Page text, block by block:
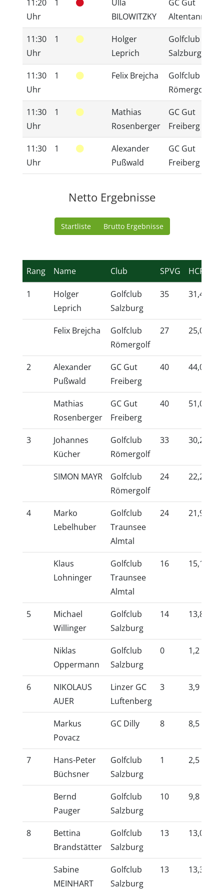
11:20
Uhr
1
Ulla
BILOWITZKY
GC Gut
Altentann
11:30
Uhr
1
Holger
Leprich
Golfclub
Salzburg
11:30
Uhr
1 Felix Brejcha
Golfclub
Römergolf
11:30
Uhr
1
Mathias
Rosenberger
GC Gut
Freiberg
11:30
Uhr
1
Alexander
Pußwald
GC Gut
Freiberg
Netto Ergebnisse
Startliste Brutto Ergebnisse
Rang Name Club SPVG HCP
1
Holger
Leprich
Golfclub
Salzburg
35 31,4
Felix Brejcha
Golfclub
Römergolf
27 25,0
2
Alexander
Pußwald
GC Gut
Freiberg
40 44,0
Mathias
Rosenberger
GC Gut
Freiberg
40 51,0
3
Johannes
Kücher
Golfclub
Römergolf
33 30,2
SIMON MAYR
Golfclub
Römergolf
24 22,2
4
Marko
Lebelhuber
Golfclub
Traunsee
Almtal
24 21,9
Klaus
Lohninger
Golfclub
Traunsee
Almtal
16 15,1
5
Michael
Willinger
Golfclub
Salzburg
14 13,8
Niklas
Oppermann
Golfclub
Salzburg
0 1,2
6
NIKOLAUS
AUER
Linzer GC
Luftenberg
3 3,9
Markus
Povacz
GC Dilly 8 8,5
7
Hans-Peter
Büchsner
Golfclub
Salzburg
1 2,5
Bernd
Pauger
Golfclub
Salzburg
10 9,8
8
Bettina
Brandstätter
Golfclub
Salzburg
13 13,0
Sabine
MEINHART
Golfclub
Salzburg
13 13,3